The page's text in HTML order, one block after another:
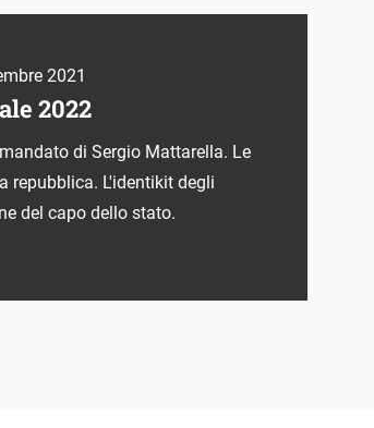
2021
2022
di Sergio Mattarella. Le
repubblica. L'identikit degli
del capo dello stato.